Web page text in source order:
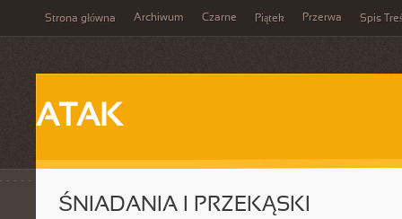
Strona główna Archiwum Czarne Piątek Przerwa Spis
ATAK
ŚNIADANIA I PRZEKĄSKI